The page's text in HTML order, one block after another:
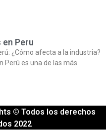
Peru
¿Cómo afecta a la industria?
Perú es una de las más
© Todos los derechos
2022